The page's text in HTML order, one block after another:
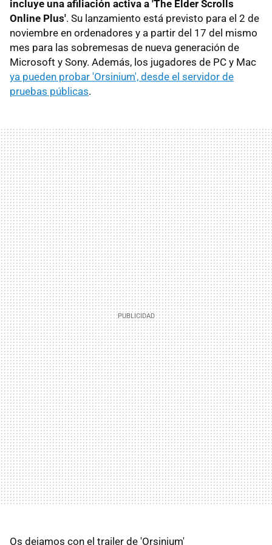
incluye una afiliación activa a 'The Elder Scrolls
Online Plus'. Su lanzamiento está previsto para el 2 de
noviembre en ordenadores y a partir del 17 del mismo
mes para las sobremesas de nueva generación de
Microsoft y Sony. Además, los jugadores de PC y Mac
ya pueden probar 'Orsinium', desde el servidor de
pruebas públicas.
Os dejamos con el trailer de 'Orsinium'